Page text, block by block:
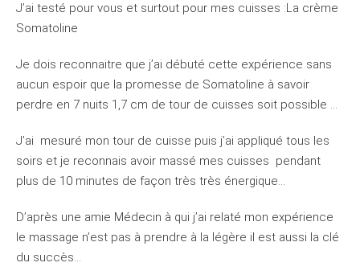
J’ai testé pour vous et surtout pour mes cuisses :La crème
Somatoline
Je dois reconnaitre que j’ai débuté cette expérience sans
aucun espoir que la promesse de Somatoline à savoir
perdre en 7 nuits 1,7 cm de tour de cuisses soit possible …
J’ai mesuré mon tour de cuisse puis j’ai appliqué tous les
soirs et je reconnais avoir massé mes cuisses pendant
plus de 10 minutes de façon très très énergique…
D’après une amie Médecin à qui j’ai relaté mon expérience
le massage n’est pas à prendre à la légère il est aussi la clé
du succès…